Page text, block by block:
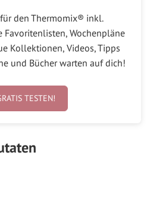
den Thermomix® inkl.
Favoritenlisten, Wochenpläne
Kollektionen, Videos, Tipps
und Bücher warten auf dich!
TESTEN!